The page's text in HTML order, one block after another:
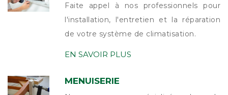
Faite appel à nos professionnels pour
l'installation, l'entretien et la réparation
de votre système de climatisation.
EN SAVOIR PLUS
MENUISERIE